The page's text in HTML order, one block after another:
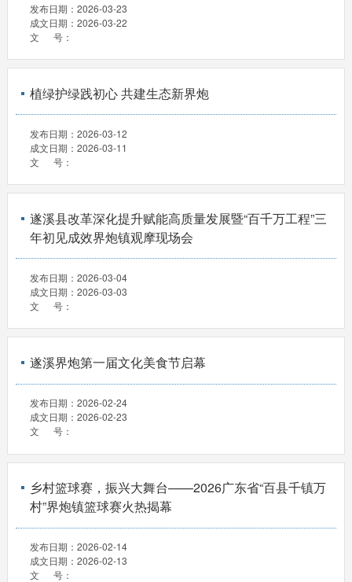
发布日期： 2026-03-23
成文日期： 2026-03-22
文 号：
植绿护绿践初心 共建生态新界炮
发布日期： 2026-03-12
成文日期： 2026-03-11
文 号：
遂溪县改革深化提升赋能高质量发展暨“百千万工程”三
年初见成效界炮镇观摩现场会
发布日期： 2026-03-04
成文日期： 2026-03-03
文 号：
遂溪界炮第一届文化美食节启幕
发布日期： 2026-02-24
成文日期： 2026-02-23
文 号：
乡村篮球赛，振兴大舞台——2026广东省“百县千镇万
村”界炮镇篮球赛火热揭幕
发布日期： 2026-02-14
成文日期： 2026-02-13
文 号：